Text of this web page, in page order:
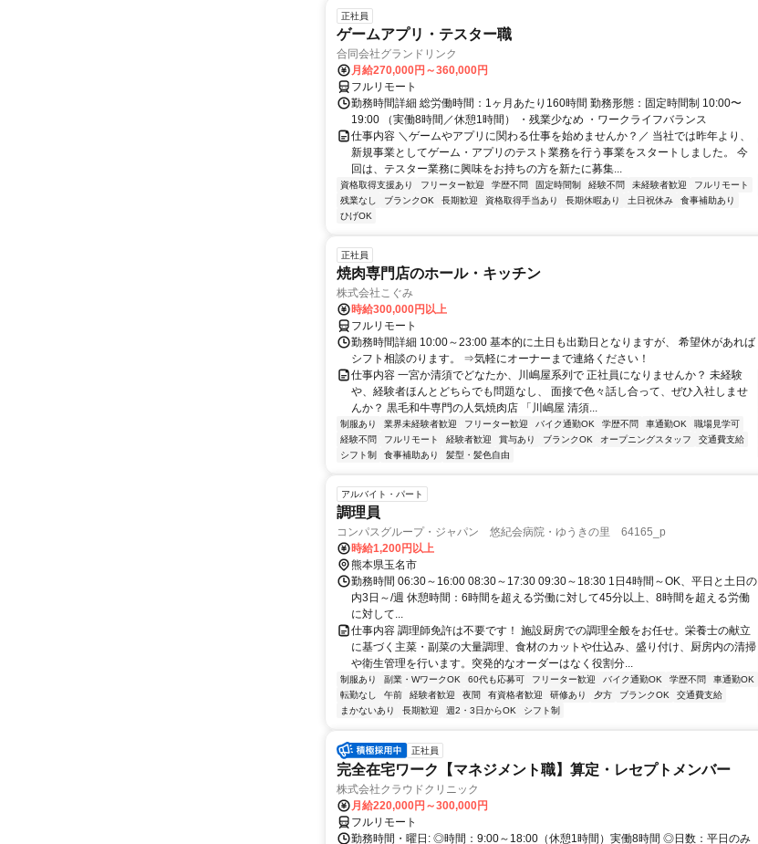
正社員
ゲームアプリ・テスター職
合同会社グランドリンク
月給270,000円～360,000円
フルリモート
勤務時間詳細 総労働時間：1ヶ月あたり160時間 勤務形態：固定時間制 10:00〜
19:00 （実働8時間／休憩1時間） ・残業少なめ ・ワークライフバランス
仕事内容 ＼ゲームやアプリに関わる仕事を始めませんか？／ 当社では昨年より、
新規事業としてゲーム・アプリのテスト業務を行う事業をスタートしました。 今
回は、テスター業務に興味をお持ちの方を新たに募集...
資格取得支援あり フリーター歓迎 学歴不問 固定時間制 経験不問 未経験者歓迎
フルリモート
残業なし
ブランクOK 長期歓迎 資格取得手当あり 長期休暇あり 土日祝休み
食事補助あり
ひげOK
正社員
焼肉専門店のホール・キッチン
株式会社こぐみ
時給300,000円以上
フルリモート
勤務時間詳細 10:00～23:00 基本的に土日も出勤日となりますが、 希望休があれば
シフト相談のります。 ⇒気軽にオーナーまで連絡ください！
仕事内容 一宮か清須でどなたか、川嶋屋系列で 正社員になりませんか？ 未経験
や、経験者ほんとどちらでも問題なし、 面接で色々話し合って、ぜひ入社しませ
んか？ 黒毛和牛専門の人気焼肉店 「川嶋屋 清須...
制服あり 業界未経験者歓迎 フリーター歓迎 バイク通勤OK 学歴不問 車通勤OK
職場見学可
経験不問
フルリモート 経験者歓迎 賞与あり ブランクOK オープニングスタッフ
交通費支給
シフト制
食事補助あり 髪型・髪色自由
アルバイト・パート
調理員
コンパスグループ・ジャパン 悠紀会病院・ゆうきの里 64165_p
時給1,200円以上
熊本県玉名市
勤務時間 06:30～16:00 08:30～17:30 09:30～18:30 1日4時間～OK、平日と土日の
内3日～/週 休憩時間：6時間を超える労働に対して45分以上、8時間を超える労働
に対して...
仕事内容 調理師免許は不要です！ 施設厨房での調理全般をお任せ。栄養士の献立
に基づく主菜・副菜の大量調理、食材のカットや仕込み、盛り付け、厨房内の清掃
や衛生管理を行います。突発的なオーダーはなく役割分...
制服あり 副業・WワークOK 60代も応募可 フリーター歓迎 バイク通勤OK 学歴不問
車通勤OK
転勤なし
午前 経験者歓迎 夜間 有資格者歓迎 研修あり 夕方 ブランクOK
交通費支給
まかないあり
長期歓迎 週2・3日からOK シフト制
正社員
完全在宅ワーク【マネジメント職】算定・レセプトメンバー
株式会社クラウドクリニック
月給220,000円～300,000円
フルリモート
勤務時間・曜日: ◎時間：9:00～18:00（休憩1時間）実働8時間 ◎日数：平日のみ